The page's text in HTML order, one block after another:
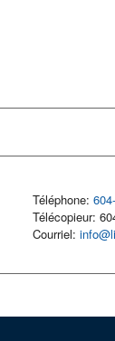
Téléphone:
Télécopieur:
Courriel: